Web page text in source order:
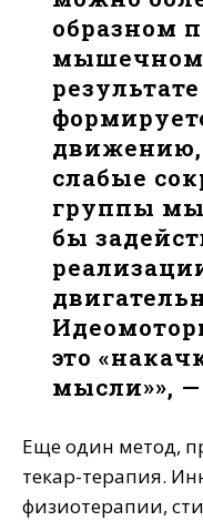
образном
мышечном
слабые
группы
бы
это
мысли»», —
Еще один метод,
текар-терапия.
физиотерапии,